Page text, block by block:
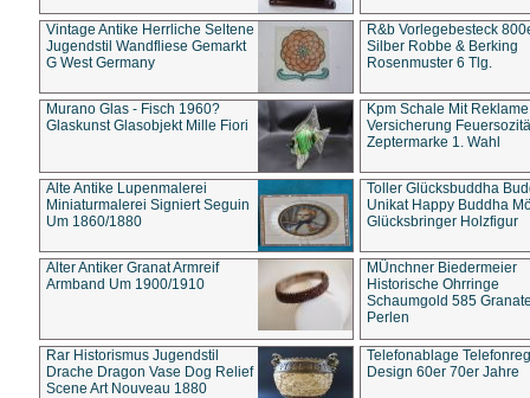
Vintage Antike Herrliche Seltene
Jugendstil Wandfliese Gemarkt
G West Germany
R&b Vorlegebesteck
Silber Robbe & Berking
Rosenmuster 6 Tlg.
Murano Glas - Fisch 1960?
Glaskunst Glasobjekt Mille Fiori
Kpm Schale Mit Reklame
Versicherung
Zeptermarke 1. Wahl
Alte Antike Lupenmalerei
Miniaturmalerei Signiert Seguin
Um 1860/1880
Toller Glücksbuddha
Unikat Happy Buddha
Glücksbringer Holzfigur
Alter Antiker Granat Armreif
Armband Um 1900/1910
MÜnchner Biedermeier
Historische Ohrringe
Schaumgold 585
Perlen
Rar Historismus Jugendstil
Drache Dragon Vase Dog Relief
Scene Art Nouveau 1880
Telefonablage
Design 60er 70er Jahre